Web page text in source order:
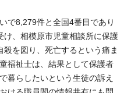
で8,279件と全国4番目であり
け、相模原市児童相談所に保護
を図り、死亡するという痛ま
福祉士は、結果として保護者
暮らしたいという生徒の訴え